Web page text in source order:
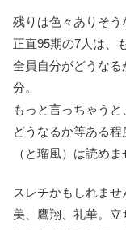
残りは色々ありそ
正直95期の7人は、
全員自分がどうな
分。
もっと言っちゃう
どうなるか等ある
（と瑠風）は読めま
スレチかもしれま
美、鷹翔、礼華。